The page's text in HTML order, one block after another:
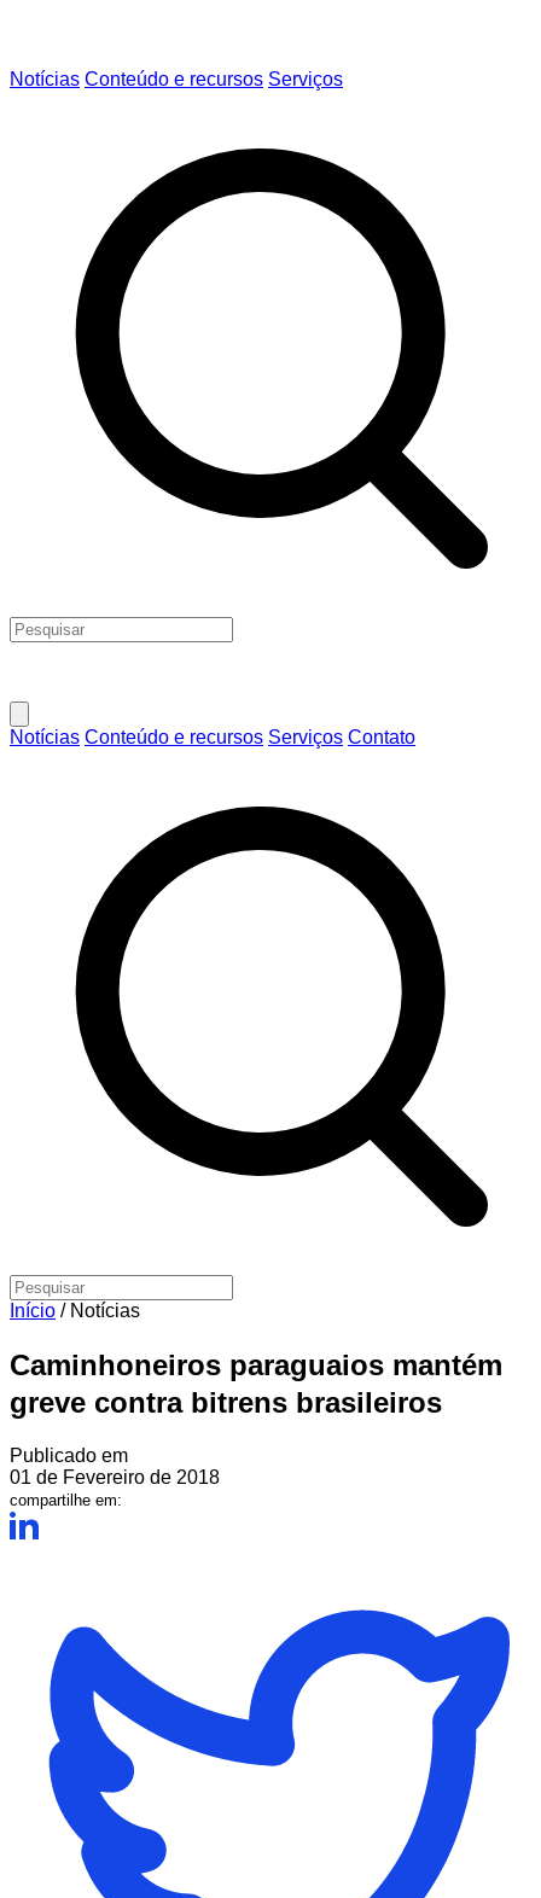
Notícias Conteúdo e recursos Serviços
Notícias Conteúdo e recursos Serviços Contato
Início / Notícias
Caminhoneiros paraguaios mantém
greve contra bitrens brasileiros
Publicado em
01 de Fevereiro de 2018
compartilhe em: